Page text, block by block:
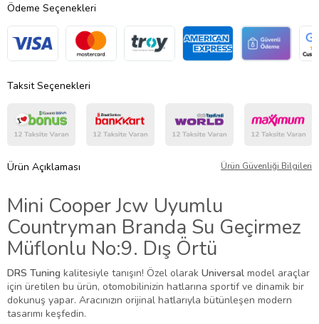
Ödeme Seçenekleri
Taksit Seçenekleri
Ürün Açıklaması Ürün Güvenliği Bilgileri
Mini Cooper Jcw Uyumlu
Countryman Branda Su Geçirmez
Müflonlu No:9. Dış Örtü
DRS Tuning kalitesiyle tanışın! Özel olarak Universal model araçlar
için üretilen bu ürün, otomobilinizin hatlarına sportif ve dinamik bir
dokunuş yapar. Aracınızın orijinal hatlarıyla bütünleşen modern
tasarımı keşfedin.